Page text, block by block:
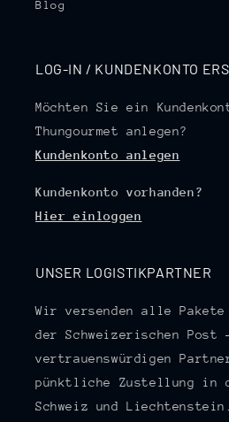
Blog
LOG-IN / KUNDENKONTO
Möchten Sie ein
Thungourmet anlegen?
Kundenkonto anlegen
Kundenkonto vorhanden?
Hier einloggen
UNSER LOGISTIKPARTNER
Wir versenden alle
der Schweizerischen Post
vertrauenswürdigen
pünktliche Zustellung in
Schweiz und Liechtenstein.